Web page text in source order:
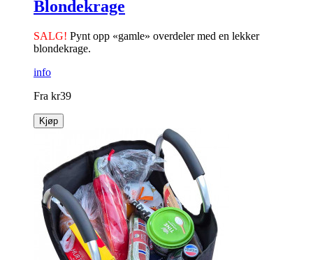
Blondekrage
SALG! Pynt opp «gamle» overdeler med en lekker
blondekrage.
info
Fra kr39
Kjøp